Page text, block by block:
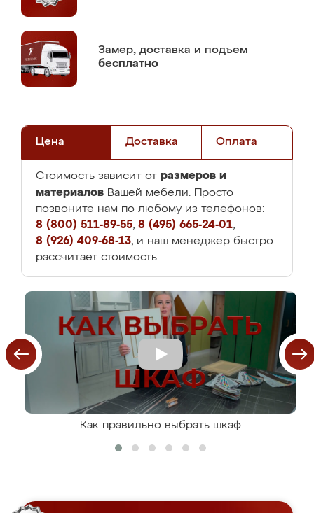
Замер, доставка и подъем
бесплатно
Цена Доставка Оплата
Стоимость зависит от размеров и
материалов Вашей мебели. Просто
позвоните нам по любому из телефонов:
8 (800) 511-89-55, 8 (495) 665-24-01,
8 (926) 409-68-13, и наш менеджер быстро
рассчитает стоимость.
Как правильно выбрать шкаф